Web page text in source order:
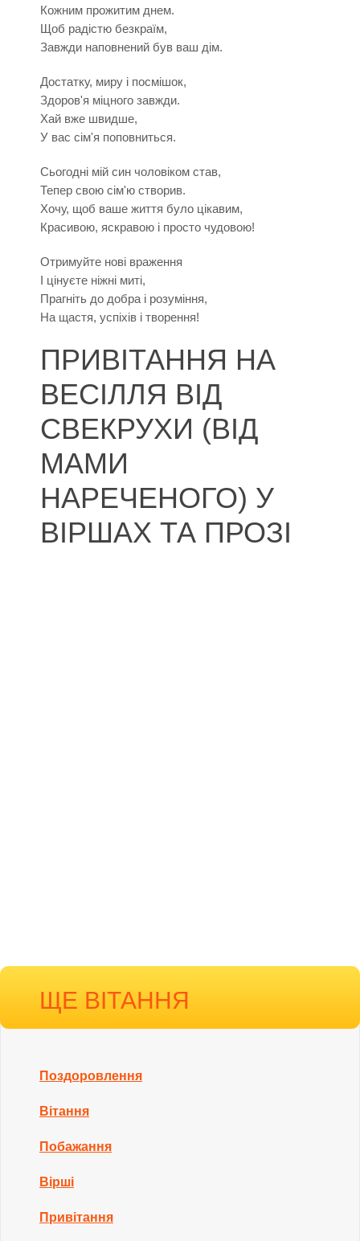
Кожним прожитим днем.
Щоб радістю безкраїм,
Завжди наповнений був ваш дім.
Достатку, миру і посмішок,
Здоров'я міцного завжди.
Хай вже швидше,
У вас сім'я поповниться.
Сьогодні мій син чоловіком став,
Тепер свою сім'ю створив.
Хочу, щоб ваше життя було цікавим,
Красивою, яскравою і просто чудовою!
Отримуйте нові враження
І цінуєте ніжні миті,
Прагніть до добра і розуміння,
На щастя, успіхів і творення!
ПРИВІТАННЯ НА
ВЕСІЛЛЯ ВІД
СВЕКРУХИ (ВІД
МАМИ
НАРЕЧЕНОГО) У
ВІРШАХ ТА ПРОЗІ
ЩЕ ВІТАННЯ
Поздоровлення
Вітання
Побажання
Вірші
Привітання